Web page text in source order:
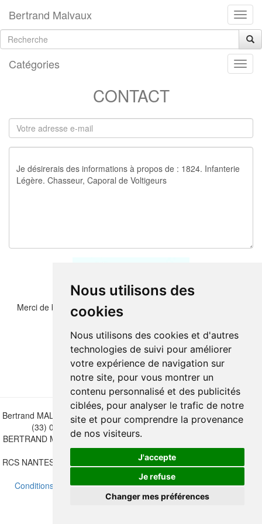
Nous utilisons des
cookies
Nous utilisons des cookies et d'autres
technologies de suivi pour améliorer
votre expérience de navigation sur
notre site, pour vous montrer un
contenu personnalisé et des publicités
ciblées, pour analyser le trafic de notre
site et pour comprendre la provenance
de nos visiteurs.
J'accepte
Je refuse
Changer mes préférences
Bertrand Malvaux
Catégories
CONTACT
Merci de bien vouloir recopier les chiffres et lettre ci-dessous :
Bertrand MALVAUX - 22 rue Crébillon, 44000 Nantes - FRANCE - Tél.
(33) 02 40 733 600 — bertrand.malvaux@wanadoo.fr
BERTRAND MALVAUX - ÉDITIONS DU CANONNIER SARL au capital
de 47.000 EUROS
RCS NANTES B 442 295 077 - N° INTRACOMMUNAUTAIRE CEE FR
30 442 295 077
Conditions de vente-Mettre à jour vos préférences de cookies